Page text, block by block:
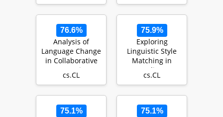
76.6%
Analysis of
Language Change
in Collaborative
Instruction
Following
cs.CL
75.9%
Exploring
Linguistic Style
Matching in
Online
Communities:
Social…
cs.CL
75.1% 75.1%